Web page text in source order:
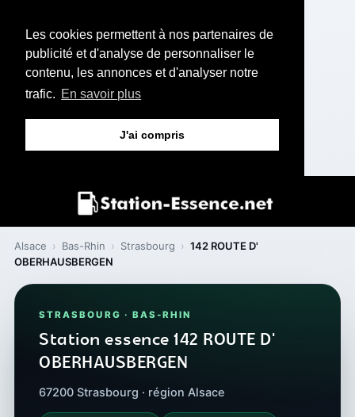
Les cookies permettent à nos partenaires de
publicité et d'analyse de personnaliser le
contenu, les annonces et d'analyser notre
trafic. En savoir plus
J'ai compris
Alsace › Bas-Rhin › Strasbourg › 142 ROUTE D'
OBERHAUSBERGEN
STRASBOURG · BAS-RHIN
Station essence 142 ROUTE D'
OBERHAUSBERGEN
67200 Strasbourg · région Alsace